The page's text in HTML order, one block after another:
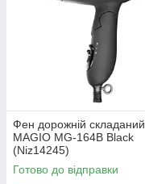
Фен дорожній складаний
MAGIO MG-164B Black
(Niz14245)
Готово до відправки